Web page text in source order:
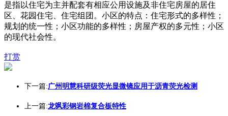
是指以住宅为主并配套有相应公用设施及非住宅房屋的居住
区、花园住宅、住宅组团。小区的特点：住宅形式的多样性；
规划的统一性；小区功能的多样性；房屋产权的多元性；小区
的现代社会性。
打赏
下一篇:广州明慧科研级荧光显微镜应用于沥青荧光检测
上一篇:龙飒彩钢岩棉复合板特性